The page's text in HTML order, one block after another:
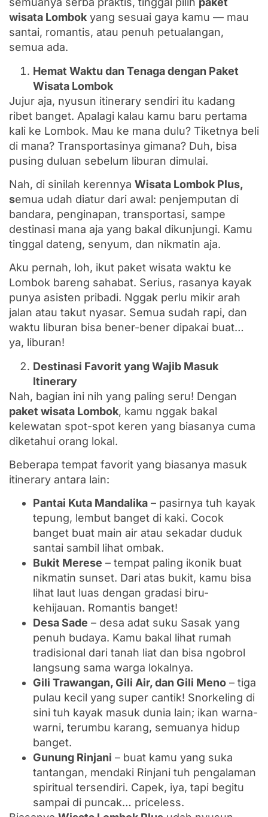
wisata Lombok yang sesuai gaya kamu — mau
santai, romantis, atau penuh petualangan,
semua ada.
Hemat Waktu dan Tenaga dengan Paket
Wisata Lombok
Jujur aja, nyusun itinerary sendiri itu kadang
ribet banget. Apalagi kalau kamu baru pertama
kali ke Lombok. Mau ke mana dulu? Tiketnya beli
di mana? Transportasinya gimana? Duh, bisa
pusing duluan sebelum liburan dimulai.
Nah, di sinilah kerennya Wisata Lombok Plus,
semua udah diatur dari awal: penjemputan di
bandara, penginapan, transportasi, sampe
destinasi mana aja yang bakal dikunjungi. Kamu
tinggal dateng, senyum, dan nikmatin aja.
Aku pernah, loh, ikut paket wisata waktu ke
Lombok bareng sahabat. Serius, rasanya kayak
punya asisten pribadi. Nggak perlu mikir arah
jalan atau takut nyasar. Semua sudah rapi, dan
waktu liburan bisa bener-bener dipakai buat…
ya, liburan!
Destinasi Favorit yang Wajib Masuk
Itinerary
Nah, bagian ini nih yang paling seru! Dengan
paket wisata Lombok, kamu nggak bakal
kelewatan spot-spot keren yang biasanya cuma
diketahui orang lokal.
Beberapa tempat favorit yang biasanya masuk
itinerary antara lain:
Pantai Kuta Mandalika – pasirnya tuh kayak
tepung, lembut banget di kaki. Cocok
banget buat main air atau sekadar duduk
santai sambil lihat ombak.
Bukit Merese – tempat paling ikonik buat
nikmatin sunset. Dari atas bukit, kamu bisa
lihat laut luas dengan gradasi biru-
kehijauan. Romantis banget!
Desa Sade – desa adat suku Sasak yang
penuh budaya. Kamu bakal lihat rumah
tradisional dari tanah liat dan bisa ngobrol
langsung sama warga lokalnya.
Gili Trawangan, Gili Air, dan Gili Meno – tiga
pulau kecil yang super cantik! Snorkeling di
sini tuh kayak masuk dunia lain; ikan warna-
warni, terumbu karang, semuanya hidup
banget.
Gunung Rinjani – buat kamu yang suka
tantangan, mendaki Rinjani tuh pengalaman
spiritual tersendiri. Capek, iya, tapi begitu
sampai di puncak… priceless.